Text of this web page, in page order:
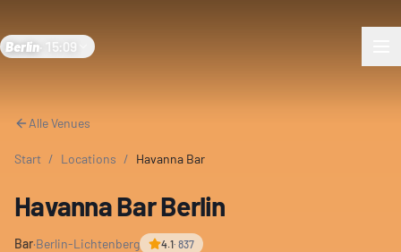
Berlin 15:09
Alle Venues
Start / Locations / Havanna Bar
Havanna Bar Berlin
Bar·Berlin-Lichtenberg 4.1· 837